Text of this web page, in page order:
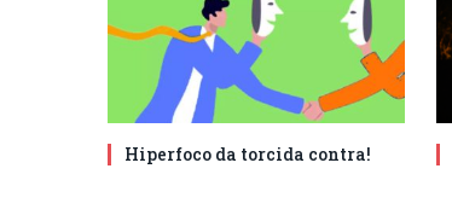
Hiperfoco da torcida contra!